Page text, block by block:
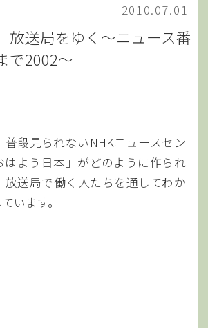
2010.07.01
送局をゆく～ニュース番
で2002～
普段見られないNHKニュースセン
はよう日本」がどのように作られ
放送局で働く人たちを通してわか
います。